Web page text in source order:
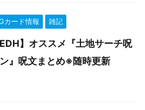
カード情報 雑記
EDH】オススメ『土地サーチ呪
』呪文まとめ※随時更新